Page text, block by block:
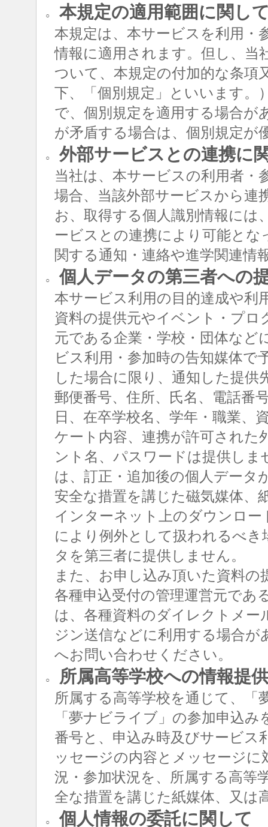
○ 本規定の適用範囲に関し
本規定は、本サービスを利用・
情報に適用されます。但し、当
ついて、本規定の付加的な条項
下、「個別規定」といいます。
で、個別規定を適用する場合が
が矛盾する場合は、個別規定が
○ 外部サービスとの連携に
当社は、本サービスの利用者・
場合、当該外部サービスから連
お、取得する個人識別情報には
ービスとの連携により可能と
関する通知・連絡や進学関連情
○ 個人データの第三者への
本サービス利用の目的達成や利
資料の提供元やイベント・プロ
元である企業・学校・団体など
ビス利用・参加時の告知媒体で
した場合に限り、通知した提
郵便番号、住所、氏名、電話番
日、在卒学校名、学年・職業、
ケート内容、連携が許可された
ント名、パスワードは提供し
は、訂正・追加後の個人データ
安全な措置を講じた磁気媒体、
インターネット上のダウンロ
により例外として扱われるべ
タを第三者に提供しません。
また、お申し込み頂いた資料
各種申込受付の管理運営元であ
は、各種資料のダイレクトメー
ジン送信などに利用する場合
へお問い合わせください。
○ 所属高等学校への情報提
所属する高等学校を通じて、「
「夢ナビライブ」の参加申込
番号と、申込み時及びサービス
ッセージの内容とメッセージ
況・参加状況を、所属する高等
全な措置を講じた紙媒体、又は
○ 個人情報の委託に関して